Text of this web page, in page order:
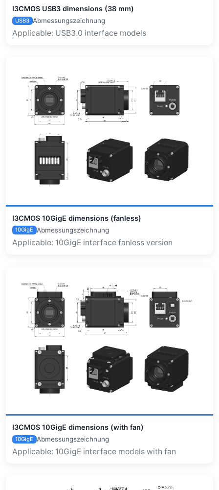
I3CMOS USB3 dimensions (38 mm)
USB3 Abmessungszeichnung
Applicable: USB3.0 interface models
I3CMOS 10GigE dimensions (fanless)
10GigE Abmessungszeichnung
Applicable: 10GigE interface fanless version
I3CMOS 10GigE dimensions (with fan)
10GigE Abmessungszeichnung
Applicable: 10GigE interface models with fan